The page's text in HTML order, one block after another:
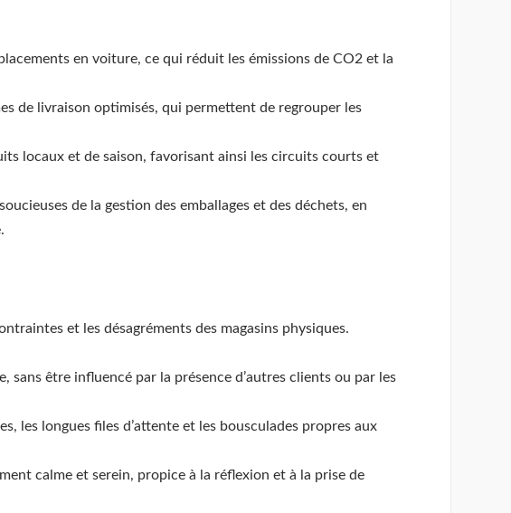
en voiture, ce qui réduit les émissions de CO2 et la
de livraison optimisés, qui permettent de regrouper les
locaux et de saison, favorisant ainsi les circuits courts et
de la gestion des emballages et des déchets, en
et les désagréments des magasins physiques.
sans être influencé par la présence d’autres clients ou par les
les longues files d’attente et les bousculades propres aux
calme et serein, propice à la réflexion et à la prise de